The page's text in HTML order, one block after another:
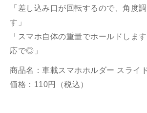
「差し込み口が回転するので、角度
す」
「スマホ自体の重量でホールドしま
応で◎」
商品名：車載スマホホルダー スライ
価格：110円（税込）